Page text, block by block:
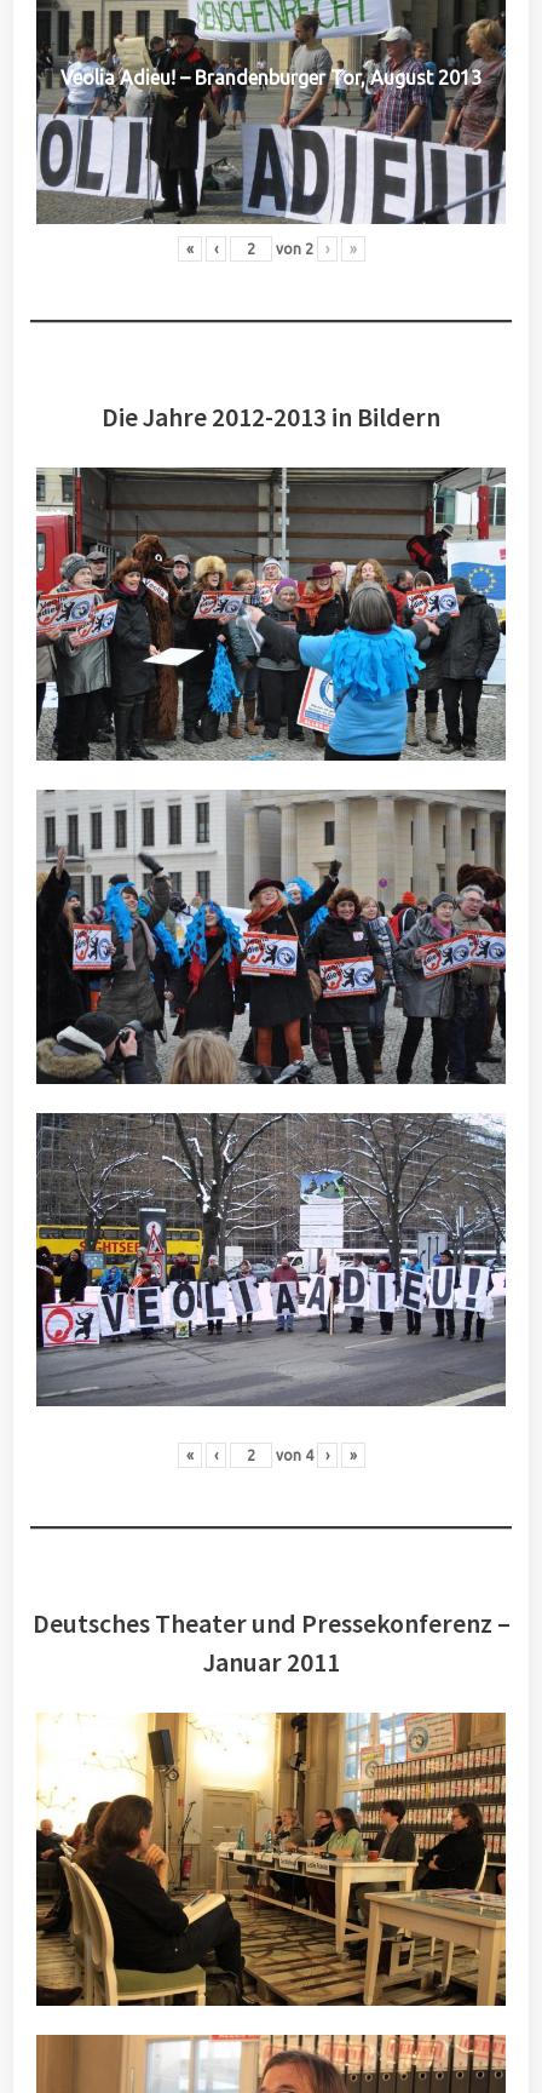
Veolia Adieu! – Brandenburger Tor, August 2013
« ‹ von 2 › »
Die Jahre 2012-2013 in Bildern
« ‹ von 4 › »
Deutsches Theater und Pressekonferenz –
Januar 2011